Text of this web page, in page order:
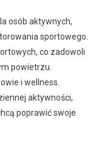
osób aktywnych,
sportowego.
co zadowoli
powietrzu.
i wellness.
aktywności,
poprawić swoje